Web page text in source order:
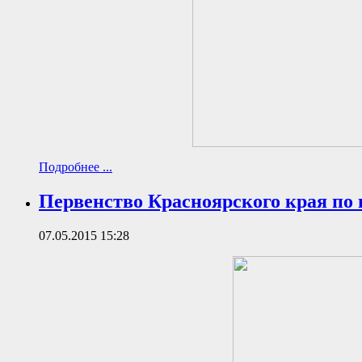
Подробнее ...
Первенство Красноярского края по
07.05.2015 15:28